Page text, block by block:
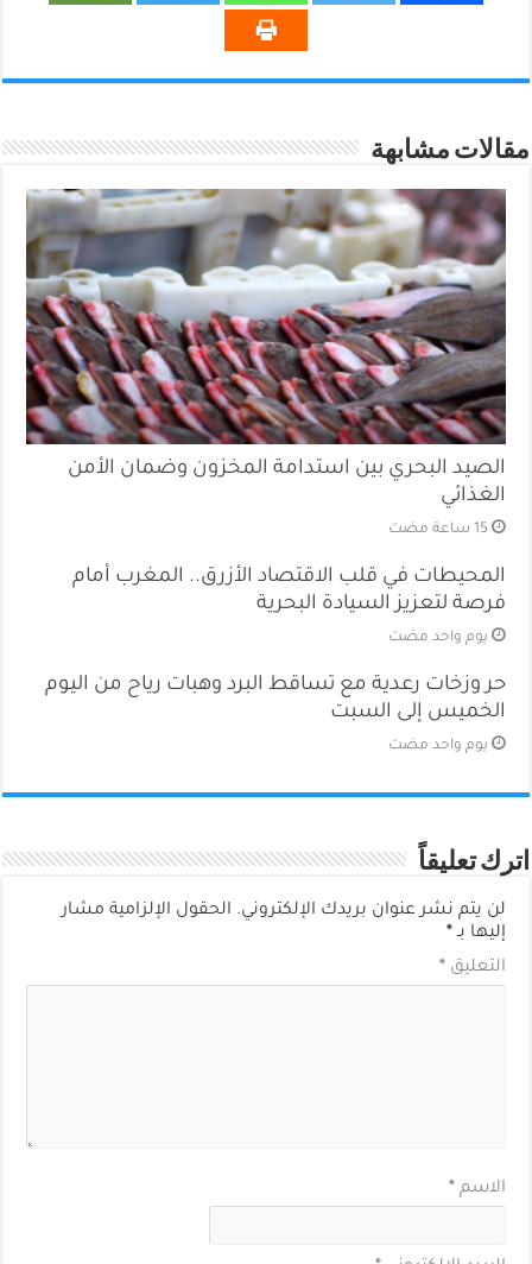
مقالات مشابهة
الصيد البحري بين استدامة المخزون وضمان الأمن
الغذائي
المحيطات في قلب الاقتصاد الأزرق.. المغرب أمام
فرصة لتعزيز السيادة البحرية
‏يوم واحد مضت
حر وزخات رعدية مع تساقط البرد وهبات رياح من اليوم
الخميس إلى السبت
‏يوم واحد مضت
اترك تعليقاً
لن يتم نشر عنوان بريدك الإلكتروني. الحقول الإلزامية مشار
إليها بـ*
التعليق*
الاسم*